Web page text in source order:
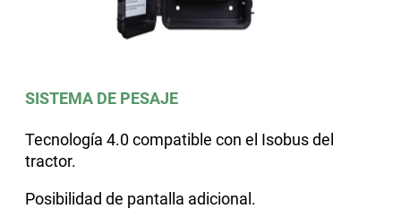
SISTEMA DE PESAJE
Tecnología 4.0 compatible con el Isobus del
tractor.
Posibilidad de pantalla adicional.